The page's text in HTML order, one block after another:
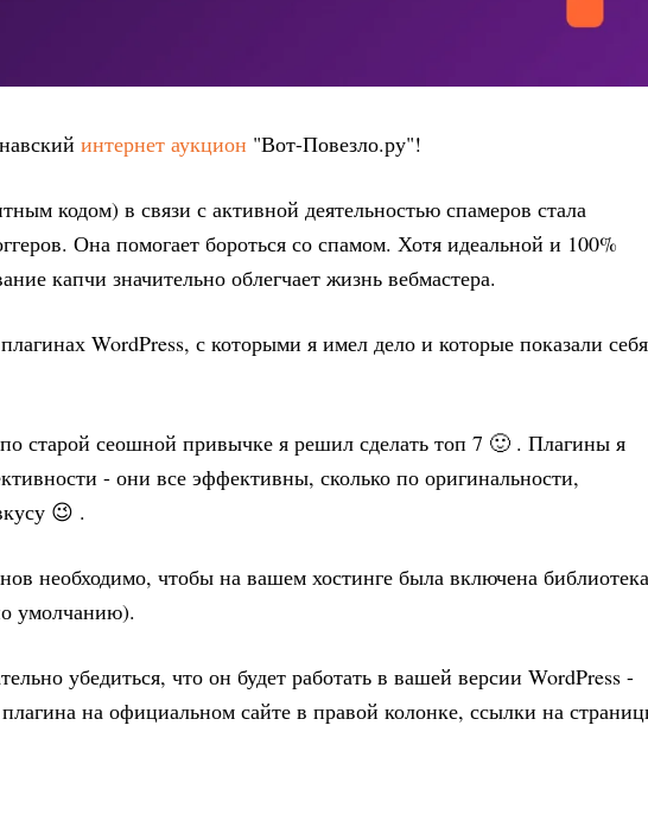
интернет аукцион "Вот-Повезло.ру"!
кодом) в связи с активной деятельностью спамеров стала
Она помогает бороться со спамом. Хотя идеальной и 100%
капчи значительно облегчает жизнь вебмастера.
WordPress, с которыми я имел дело и которые показали себя
старой сеошной привычке я решил сделать топ 7 🙂 . Плагины я
- они все эффективны, сколько по оригинальности,
😉 .
необходимо, чтобы на вашем хостинге была включена библиотека
умолчанию).
убедиться, что он будет работать в вашей версии WordPress -
на официальном сайте в правой колонке, ссылки на